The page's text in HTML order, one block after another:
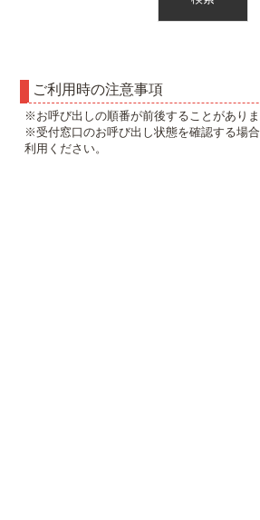
ご利用時の注意事項
※お呼び出しの順番が前後することがありま
※受付窓口のお呼び出し状態を確認する場合
利用ください。